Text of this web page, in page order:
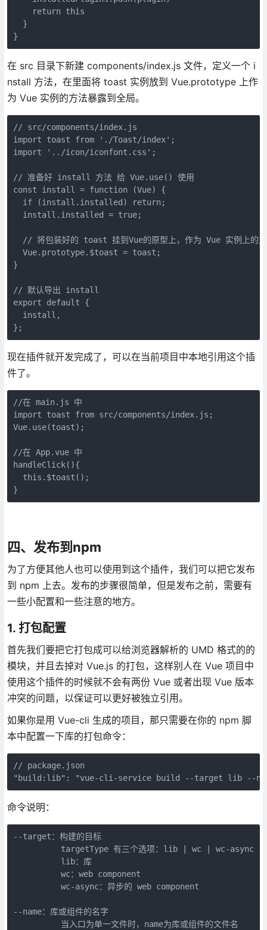
    return this
  }
}
在 src 目录下新建 components/index.js 文件，定义一个 i
nstall 方法，在里面将 toast 实例放到 Vue.prototype 上作
为 Vue 实例的方法暴露到全局。
// src/components/index.js
import toast from './Toast/index';
import '../icon/iconfont.css';
// 准备好 install 方法 给 Vue.use() 使用
const install = function (Vue) {
  if (install.installed) return;
  install.installed = true;
// 将包装好的 toast 挂到Vue的原型上，作为 Vue 实例上的
  Vue.prototype.$toast = toast;
}
// 默认导出 install
export default {
  install,
};
现在插件就开发完成了，可以在当前项目中本地引用这个插
件了。
//在 main.js 中
import toast from src/components/index.js;
Vue.use(toast);
//在 App.vue 中
handleClick(){
  this.$toast();
}
四、发布到npm
为了方便其他人也可以使用到这个插件，我们可以把它发布
到 npm 上去。发布的步骤很简单，但是发布之前，需要有
一些小配置和一些注意的地方。
1. 打包配置
首先我们要把它打包成可以给浏览器解析的 UMD 格式的的
模块，并且去掉对 Vue.js 的打包，这样别人在 Vue 项目中
使用这个插件的时候就不会有两份 Vue 或者出现 Vue 版本
冲突的问题，以保证可以更好被独立引用。
如果你是用 Vue-cli 生成的项目，那只需要在你的 npm 脚
本中配置一下库的打包命令：
// package.json
"build:lib": "vue-cli-service build --target lib --
命令说明：
--target：构建的目标
          targetType 有三个选项：lib | wc | wc-async
          lib：库
          wc：web component
          wc-async：异步的 web component
--name：库或组件的名字
          当入口为单一文件时，name为库或组件的文件名